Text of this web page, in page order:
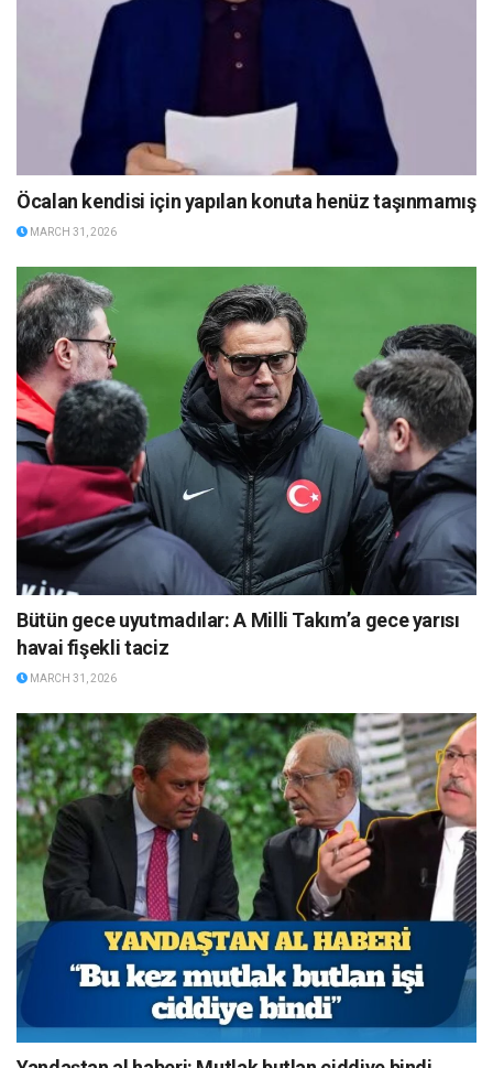
Öcalan kendisi için yapılan konuta henüz taşınmamış
MARCH 31, 2026
Bütün gece uyutmadılar: A Milli Takım’a gece yarısı
havai fişekli taciz
MARCH 31, 2026